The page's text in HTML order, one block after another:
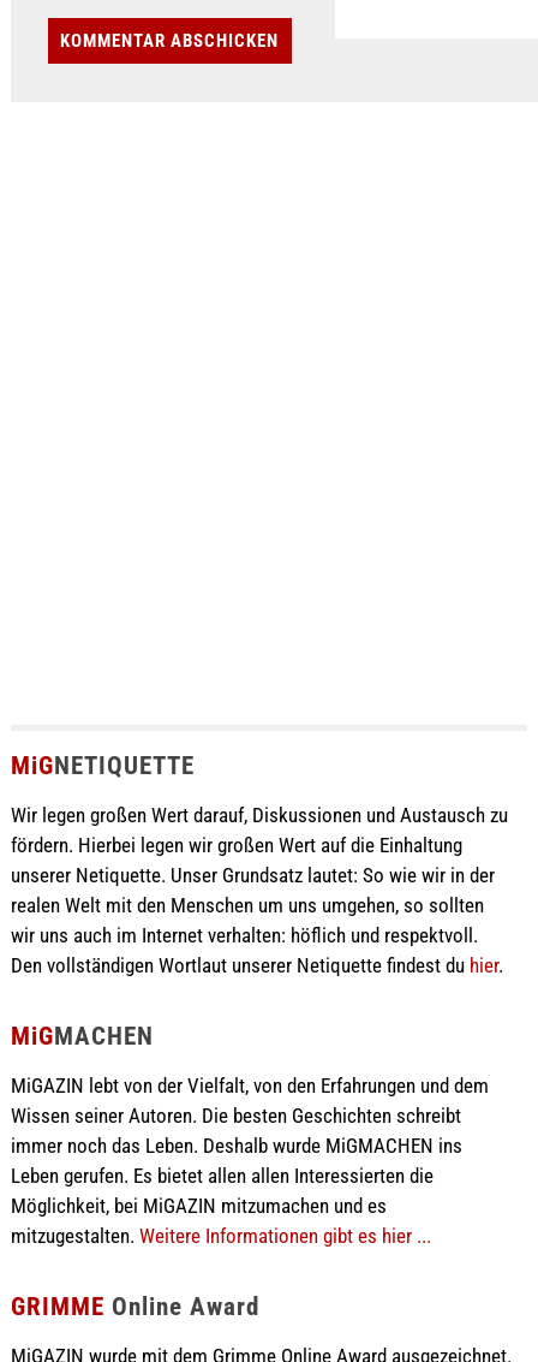
MiGNETIQUETTE
Wir legen großen Wert darauf, Diskussionen und Austausch zu
fördern. Hierbei legen wir großen Wert auf die Einhaltung
unserer Netiquette. Unser Grundsatz lautet: So wie wir in der
realen Welt mit den Menschen um uns umgehen, so sollten
wir uns auch im Internet verhalten: höflich und respektvoll.
Den vollständigen Wortlaut unserer Netiquette findest du hier.
MiGMACHEN
MiGAZIN lebt von der Vielfalt, von den Erfahrungen und dem
Wissen seiner Autoren. Die besten Geschichten schreibt
immer noch das Leben. Deshalb wurde MiGMACHEN ins
Leben gerufen. Es bietet allen allen Interessierten die
Möglichkeit, bei MiGAZIN mitzumachen und es
mitzugestalten. Weitere Informationen gibt es hier ...
GRIMME Online Award
MiGAZIN wurde mit dem Grimme Online Award ausgezeichnet.